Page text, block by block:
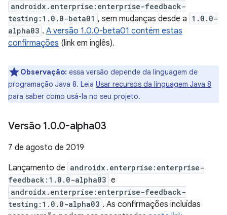
androidx.enterprise:enterprise-feedback-
testing:1.0.0-beta01 , sem mudanças desde a 1.0.0-
alpha03 . A versão 1.0.0-beta01 contém estas
confirmações (link em inglês).
Observação: essa versão depende da linguagem de
programação Java 8. Leia Usar recursos da linguagem Java 8
para saber como usá-la no seu projeto.
Versão 1.0.0-alpha03
7 de agosto de 2019
Lançamento de androidx.enterprise:enterprise-
feedback:1.0.0-alpha03 e
androidx.enterprise:enterprise-feedback-
testing:1.0.0-alpha03 . As confirmações incluídas